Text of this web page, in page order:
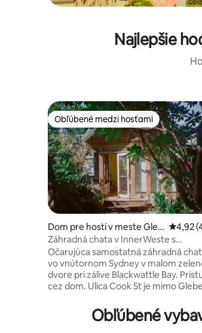
Najlepšie
Obľúbené medzi hosťami
Obľúbené medzi hosťami
Dom pre hostí v meste Gleb
e
4,92
Záhradná chata v InnerWeste s
výhľadom na vodu
Očarujúca samostatná záhradná
vo vnútornom Sydney v malom
dvore pri zálive Blackwattle Bay.
cez dom. Ulica Cook St je mimo
kníhkupectvami, vybavením a
centrom Broadway. 10 minút chôdze
Obľúbené